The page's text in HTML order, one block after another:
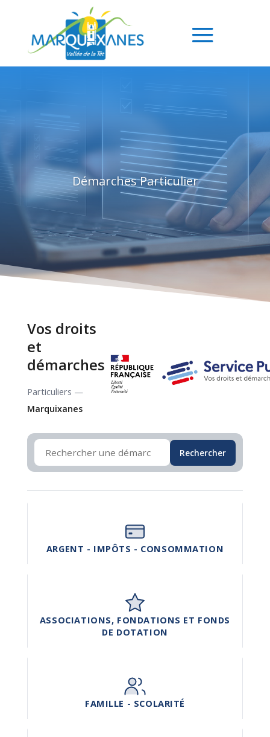
Démarches Particulier
Vos droits
et
démarches
Particuliers —
Marquixanes
Rechercher
ARGENT - IMPÔTS - CONSOMMATION
ASSOCIATIONS, FONDATIONS ET FONDS
DE DOTATION
FAMILLE - SCOLARITÉ